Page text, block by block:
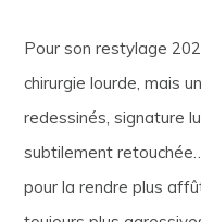
Pour son restylage
chirurgie lourde, mais un
redessinés, signature
subtilement
pour la rendre plus